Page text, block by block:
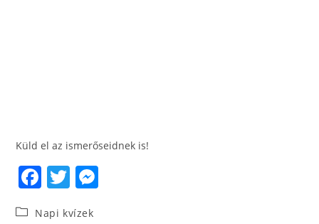
Küld el az ismerőseidnek is!
F T
Napi kvízek